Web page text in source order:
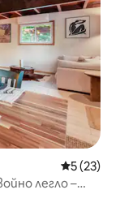
Средна
5 (23)
легло –